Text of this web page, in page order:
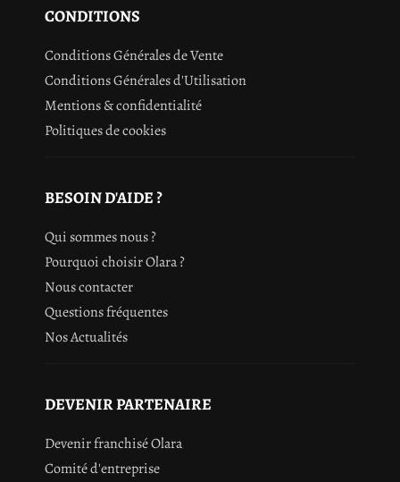
CONDITIONS
Conditions Générales de Vente
Conditions Générales d'Utilisation
Mentions & confidentialité
Politiques de cookies
BESOIN D'AIDE ?
Qui sommes nous ?
Pourquoi choisir Olara ?
Nous contacter
Questions fréquentes
Nos Actualités
DEVENIR PARTENAIRE
Devenir franchisé Olara
Comité d'entreprise